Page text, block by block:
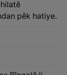
pêk hatiye.